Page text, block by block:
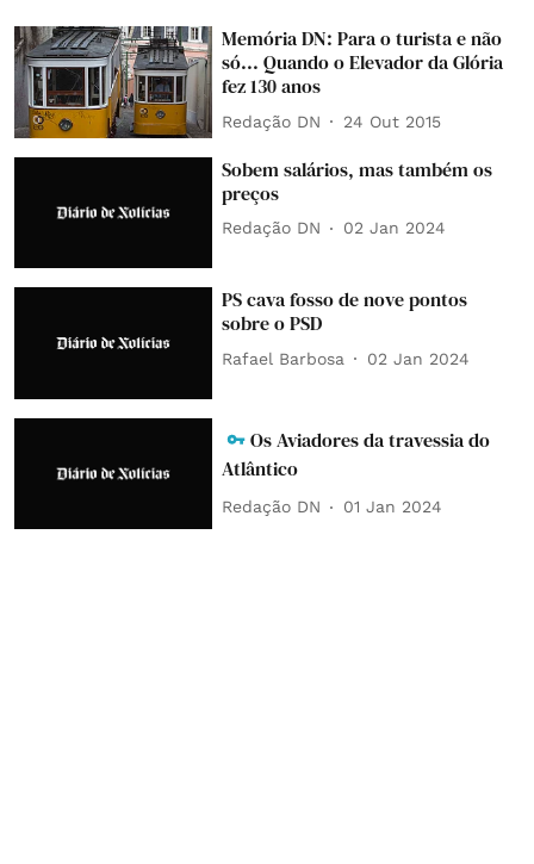
Memória DN: Para o turista e não
só... Quando o Elevador da Glória
fez 130 anos
Redação DN 24 Out 2015
Sobem salários, mas também os
preços
Redação DN 02 Jan 2024
PS cava fosso de nove pontos
sobre o PSD
Rafael Barbosa 02 Jan 2024
Os Aviadores da travessia do
Atlântico
Redação DN 01 Jan 2024